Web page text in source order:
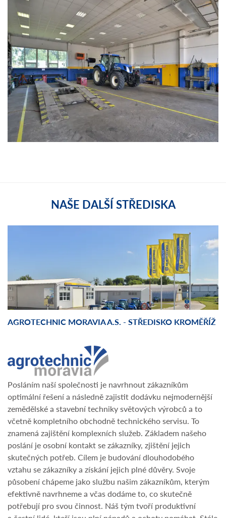
NAŠE DALŠÍ STŘEDISKA
AGROTECHNIC MORAVIA A.S. - STŘEDISKO KROMĚŘÍŽ
Posláním naší společnosti je navrhnout zákazníkům
optimální řešení a následně zajistit dodávku nejmodernější
zemědělské a stavební techniky světových výrobců a to
včetně kompletního obchodně technického servisu. To
znamená zajištění komplexních služeb. Základem našeho
poslání je osobní kontakt se zákazníky, zjištění jejich
skutečných potřeb. Cílem je budování dlouhodobého
vztahu se zákazníky a získání jejich plné důvěry. Svoje
působení chápeme jako službu našim zákazníkům, kterým
efektivně navrhneme a včas dodáme to, co skutečně
potřebují pro svou činnost. Náš tým tvoří produktivní